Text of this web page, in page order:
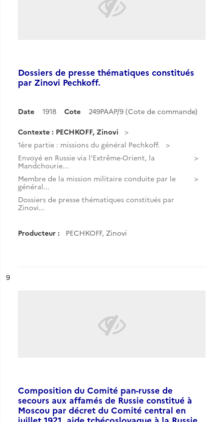
Dossiers de presse thématiques constitués
par Zinovi Pechkoff.
Date 1918 Cote 249PAAP/9 (Cote de commande)
Contexte : PECHKOFF, Zinovi
1ère partie : missions du général Pechkoff.
Envoyé en Russie via l'Extrême-Orient, la
Mandchourie...
Membre de la mission militaire conduite par le
général...
Dossiers de presse thématiques constitués par
Zinovi...
Producteur : PECHKOFF, Zinovi
n°
9
Composition du Comité pan-russe de
secours aux affamés de Russie constitué à
Moscou par décret du Comité central en